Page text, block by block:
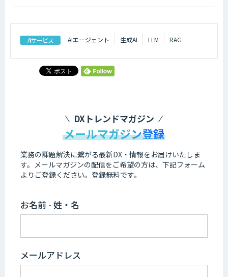
AIサービス AIエージェント 生成AI LLM RAG
DXトレンドマガジン
メールマガジン登録
業務の課題解決に繋がる最新DX・情報をお届けいたしま
す。 メールマガジンの配信をご希望の方は、下記フォーム
よりご登録ください。登録無料です。
お名前 - 姓・名
メールアドレス